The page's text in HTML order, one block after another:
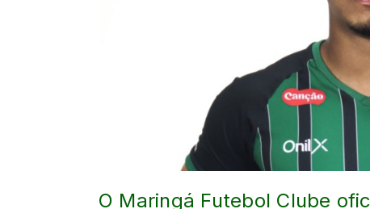
O Maringá Futebol Clube